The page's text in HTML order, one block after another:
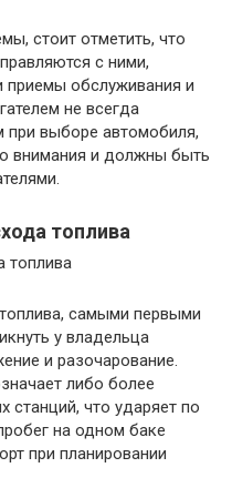
стоит отметить, что
с ними,
приемы обслуживания и
не всегда
выборе автомобиля,
внимания и должны быть
топлива
самыми первыми
у владельца
и разочарование.
либо более
станций, что ударяет по
на одном баке
при планировании